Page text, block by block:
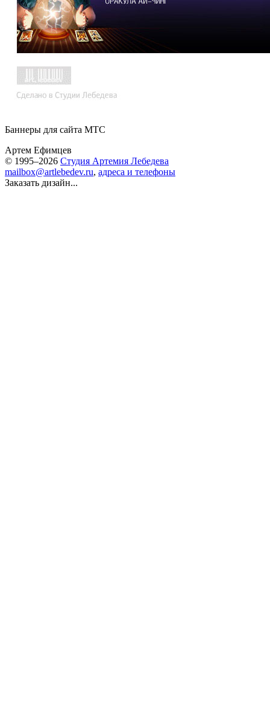
Баннеры для сайта МТС
Артем Ефимцев
© 1995–2026 Студия Артемия Лебедева
mailbox@artlebedev.ru, адреса и телефоны
Заказать дизайн...